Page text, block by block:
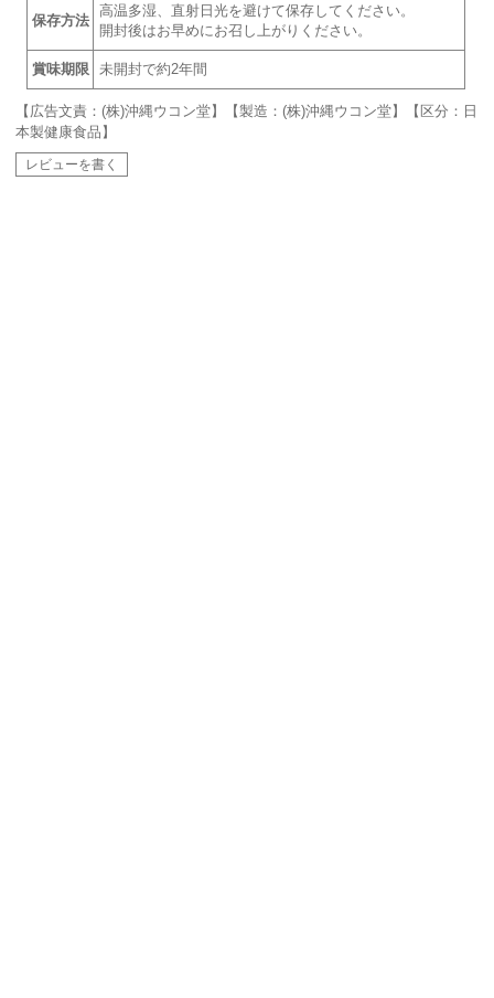
保存方法
高温多湿、直射日光を避けて保存してください。
開封後はお早めにお召し上がりください。
賞味期限 未開封で約2年間
【広告文責：(株)沖縄ウコン堂】【製造：(株)沖縄ウコン堂】【区分：日
本製健康食品】
レビューを書く